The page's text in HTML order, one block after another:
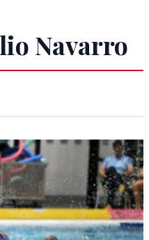
Navarro